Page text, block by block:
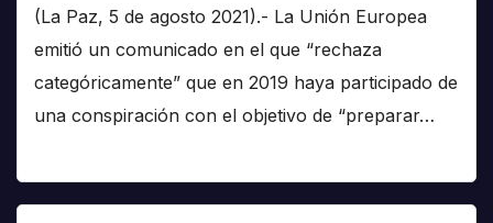
(La Paz, 5 de agosto 2021).- La Unión Europea
emitió un comunicado en el que “rechaza
categóricamente” que en 2019 haya participado de
una conspiración con el objetivo de “preparar…